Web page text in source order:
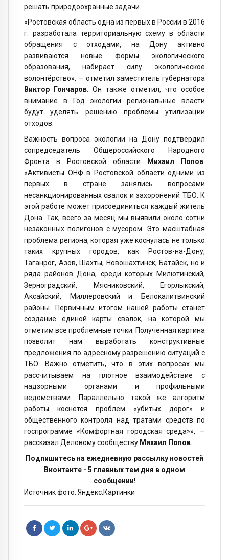
решать природоохранные задачи.
«Ростовская область одна из первых в России в 2016
г. разработала территориальную схему в области
обращения с отходами, на Дону активно
развиваются новые формы экологического
образования, набирает силу экологическое
волонтёрство», — отметил заместитель губернатора
Виктор Гончаров. Он также отметил, что особое
внимание в Год экологии региональные власти
будут уделять решению проблемы утилизации
отходов.
Важность вопроса экологии на Дону подтвердил
сопредседатель Общероссийского Народного
Фронта в Ростовской области
Михаил Попов
«Активисты ОНФ в Ростовской области одними из
первых в стране занялись вопросами
несанкционированных свалок и захоронений ТБО. К
этой работе может присоединиться каждый житель
Дона. Так, всего за месяц мы выявили около сотни
незаконных полигонов с мусором. Это масштабная
проблема региона, которая уже коснулась не только
таких крупных городов, как Ростов-на-Дону,
Таганрог, Азов, Шахты, Новошахтинск, Батайск, но и
ряда районов Дона, среди которых Милютинский,
Зерноградский, Мясниковский, Егорлыкский,
Аксайский, Миллеровский и Белокалитвинский
районы. Первичным итогом нашей работы станет
создание единой карты свалок, на которой мы
отметим все проблемные точки. Полученная картина
позволит нам выработать конструктивные
предложения по адресному разрешению ситуаций с
ТБО. Важно отметить, что в этих вопросах мы
рассчитываем на плотное взаимодействие с
надзорными органами и профильными
ведомствами. Параллельно такой же алгоритм
работы коснётся проблем «убитых дорог» и
общественного контроля над тратами средств по
госпрограмме «Комфортная городская среда»», —
рассказал Деловому сообществу Михаил Попов
Подпишитесь на ежедневную рассылку новостей
Вконтакте - 5 главных тем дня в одном
сообщении!
Источник фото: Яндекс.Картинки